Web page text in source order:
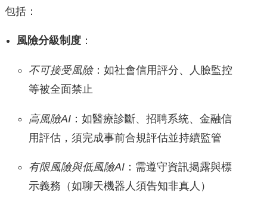
包括：
風險分級制度 ：
不可接受風險：如社會信用評分、人臉監控
等被全面禁止
高風險AI ：如醫療診斷、招聘系統、金融信
用評估，須完成事前合規評估並持續監管
有限風險與低風險AI ：需遵守資訊揭露與標
示義務（如聊天機器人須告知非真人）